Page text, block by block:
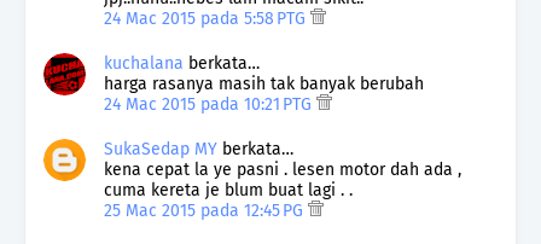
24 Mac 2015 pada 5:58 PTG
kuchalana berkata…
harga rasanya masih tak banyak berubah
24 Mac 2015 pada 10:21 PTG
SukaSedap MY berkata…
kena cepat la ye pasni . lesen motor dah ada ,
cuma kereta je blum buat lagi . .
25 Mac 2015 pada 12:45 PG